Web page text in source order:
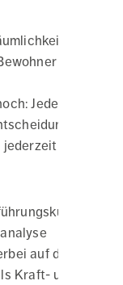
zu
Jede kann
für
neu
auf der
Kraft- und